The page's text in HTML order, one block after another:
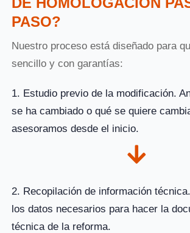
PASO?
Nuestro proceso está diseñado para
sencillo y con garantías:
1. Estudio previo de la modificación.
se ha cambiado o qué se quiere
asesoramos desde el inicio.
2. Recopilación de información
los datos necesarios para hacer la
técnica de la reforma.